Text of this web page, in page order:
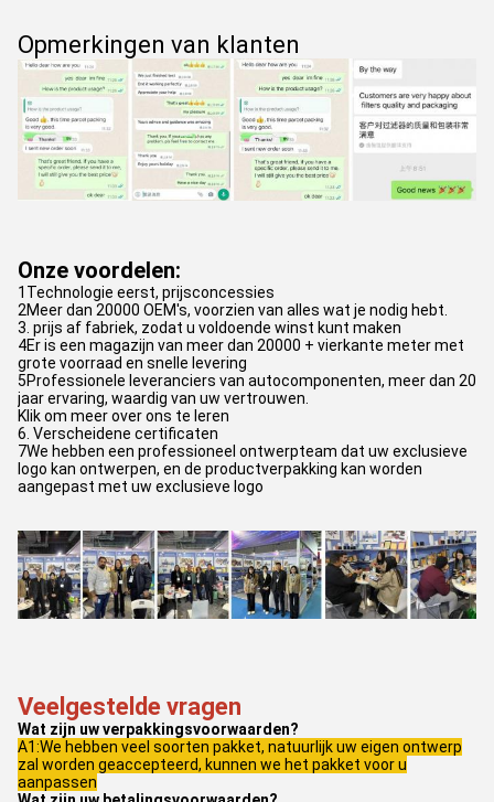
Opmerkingen van klanten
Onze voordelen:
1Technologie eerst, prijsconcessies
2Meer dan 20000 OEM's, voorzien van alles wat je nodig hebt.
3. prijs af fabriek, zodat u voldoende winst kunt maken
4Er is een magazijn van meer dan 20000 + vierkante meter met
grote voorraad en snelle levering
5Professionele leveranciers van autocomponenten, meer dan 20
jaar ervaring, waardig van uw vertrouwen.
Klik om meer over ons te leren
6. Verscheidene certificaten
7We hebben een professioneel ontwerpteam dat uw exclusieve
logo kan ontwerpen, en de productverpakking kan worden
aangepast met uw exclusieve logo
Veelgestelde vragen
Wat zijn uw verpakkingsvoorwaarden?
A1:We hebben veel soorten pakket, natuurlijk uw eigen ontwerp
zal worden geaccepteerd, kunnen we het pakket voor u
aanpassen